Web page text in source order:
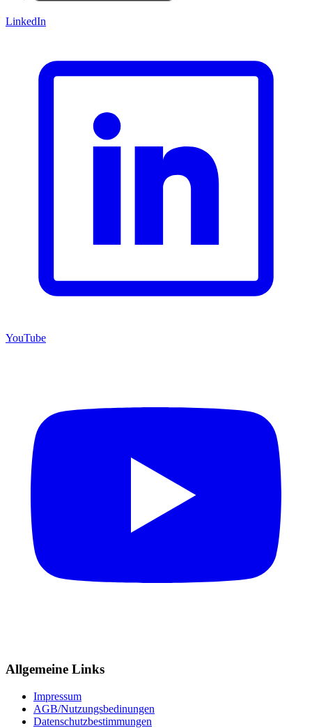
LinkedIn
YouTube
Allgemeine Links
Impressum
AGB/Nutzungsbedinungen
Datenschutzbestimmungen